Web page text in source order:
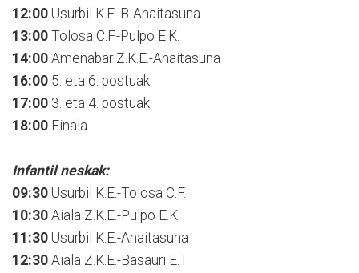
12:00 Usurbil K.E. B-Anaitasuna
13:00 Tolosa C.F.-Pulpo E.K.
14:00 Amenabar Z.K.E.-Anaitasuna
16:00 5. eta 6. postuak
17:00 3. eta 4. postuak
18:00 Finala
Infantil neskak:
09:30 Usurbil K.E.-Tolosa C.F.
10:30 Aiala Z.K.E.-Pulpo E.K.
11:30 Usurbil K.E.-Anaitasuna
12:30 Aiala Z.K.E.-Basauri E.T.